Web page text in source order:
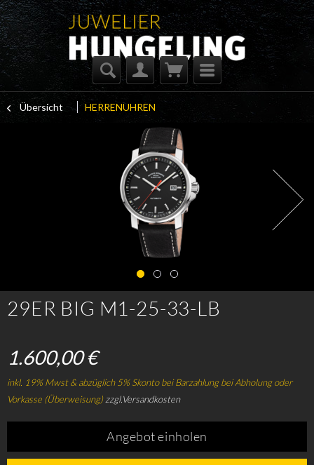
Übersicht HERRENUHREN
29ER BIG M1-25-33-LB
1.600,00 €
inkl. 19% Mwst & abzüglich 5% Skonto bei Barzahlung bei Abholung oder
Vorkasse (Überweisung)zzgl.Versandkosten
Angebot einholen